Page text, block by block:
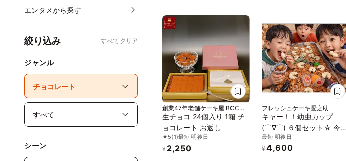
エンタメから探す
絞り込み すべてクリア
ジャンル
シーン
創業47年老舗ケーキ屋 BCCス
イーツ
生チョコ 24個入り 1箱 チ
ョコレート お返し
5(1)最短 明後日
¥ 2,250
フレッシュケーキ愛之助
キャー！！幼虫カップ
(⌒∇⌒) ６個セット☆ 今
得！！お値段そのまま幼虫
＋なんと６匹サービス！
最短 明後日
¥ 4,600